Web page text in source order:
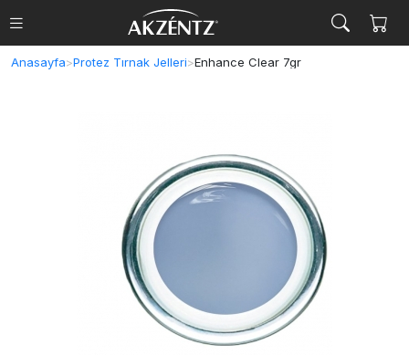
Anasayfa>Protez Tırnak Jelleri>Enhance Clear 7gr